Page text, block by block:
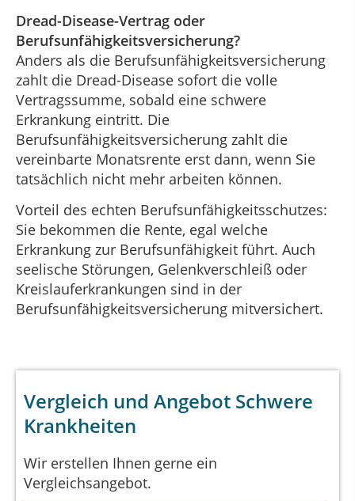
Dread-Disease-Vertrag oder
Berufsunfähigkeitsversicherung?
Anders als die Berufsunfähigkeitsversicherung
zahlt die Dread-Disease sofort die volle
Vertragssumme, sobald eine schwere
Erkrankung eintritt. Die
Berufsunfähigkeitsversicherung zahlt die
vereinbarte Monatsrente erst dann, wenn Sie
tatsächlich nicht mehr arbeiten können.
Vorteil des echten Berufsunfähigkeitsschutzes:
Sie bekommen die Rente, egal welche
Erkrankung zur Berufsunfähigkeit führt. Auch
seelische Störungen, Gelenkverschleiß oder
Kreislauferkrankungen sind in der
Berufsunfähigkeitsversicherung mitversichert.
Vergleich und Angebot Schwere
Krankheiten
Wir erstellen Ihnen gerne ein
Vergleichsangebot.